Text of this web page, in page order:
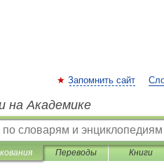
Запомнить сайт
на Академике
Переводы Книги